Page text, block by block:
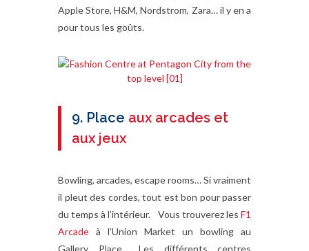
Apple Store, H&M, Nordstrom, Zara… il y en a
pour tous les goûts.
9. Place aux arcades et
aux jeux
Bowling, arcades, escape rooms… Si vraiment
il pleut des cordes, tout est bon pour passer
du temps à l’intérieur. Vous trouverez les F1
Arcade à l’Union Market un bowling au